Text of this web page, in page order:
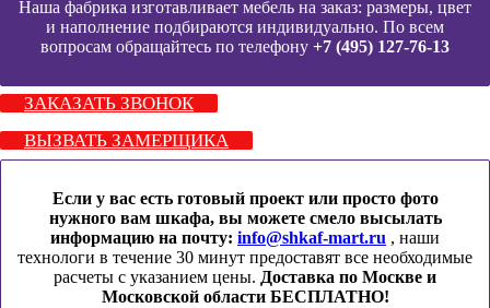
Наша фабрика изготавливает мебель на заказ: размеры, цвет
и наполнение подбираются индивидуально. По всем
вопросам обращайтесь по телефону +7 (495) 127-76-13
ЗАКАЗАТЬ ЗВОНОК
ВЫЗВАТЬ ЗАМЕРЩИКА
Если у вас есть готовый проект или просто фото
нужного вам шкафа, вы можете смело высылать
информацию на почту: info@shkaf-mart.ru , наши
технологи в течение 30 минут предоставят все необходимые
расчеты с указанием цены. Доставка по Москве и
Московской области БЕСПЛАТНО!